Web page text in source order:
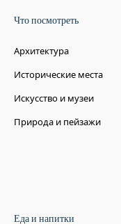
Что посмотреть
Архитектура
Исторические места
Искусство и музеи
Природа и пейзажи
Еда и напитки